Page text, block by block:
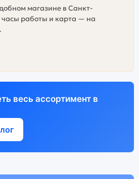
магазине в Санкт-
часы работы и карта — на
весь ассортимент в